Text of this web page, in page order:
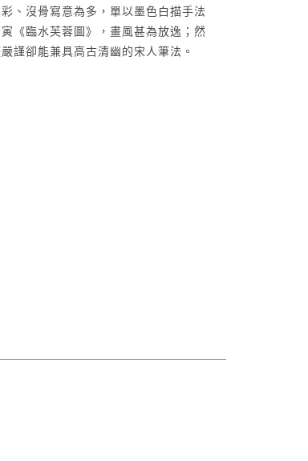
、沒骨寫意為多，單以墨色白描手法
《臨水芙蓉圖》，畫風甚為放逸；然
謹卻能兼具高古清幽的宋人筆法。